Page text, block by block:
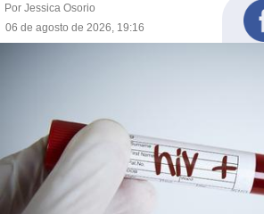
Por Jessica Osorio
06 de agosto de 2026, 19:16